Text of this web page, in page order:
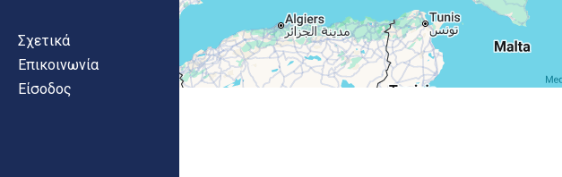
Σχετικά
Επικοινωνία
Είσοδος